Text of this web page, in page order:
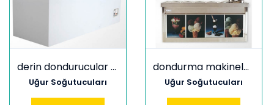
derin dondurucular ucf 300 s
Uğur Soğutucuları
dondurma makineleri c 40
Uğur Soğutucuları